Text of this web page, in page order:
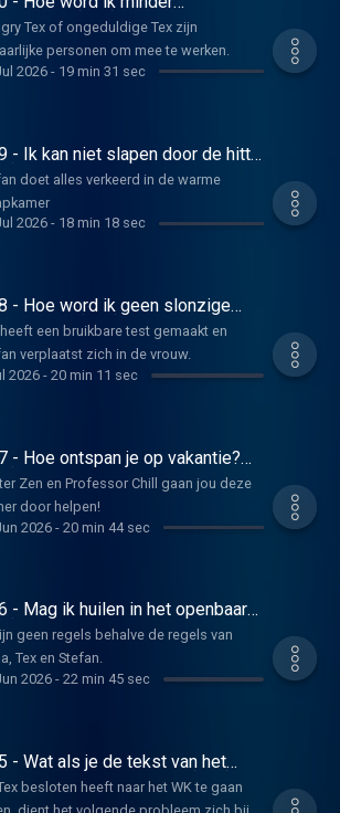
(S05)
Tex of ongeduldige Tex zijn
personen om mee te werken.
2026- 19 min 31 sec
- Ik kan niet slapen door de hitte
doet alles verkeerd in de warme
2026- 18 min 18 sec
- Hoe word ik geen slonzige
vrouw? (S05)
een bruikbare test gemaakt en
verplaatst zich in de vrouw.
2026- 20 min 11 sec
- Hoe ontspan je op vakantie?
Zen en Professor Chill gaan jou deze
door helpen!
2026- 20 min 44 sec
- Mag ik huilen in het openbaar?
geen regels behalve de regels van
Tex en Stefan.
2026- 22 min 45 sec
- Wat als je de tekst van het
niet meer weet? (S05)
besloten heeft naar het WK te gaan